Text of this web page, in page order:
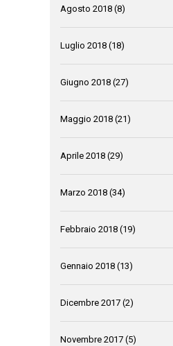
Agosto 2018 (8)
Luglio 2018 (18)
Giugno 2018 (27)
Maggio 2018 (21)
Aprile 2018 (29)
Marzo 2018 (34)
Febbraio 2018 (19)
Gennaio 2018 (13)
Dicembre 2017 (2)
Novembre 2017 (5)